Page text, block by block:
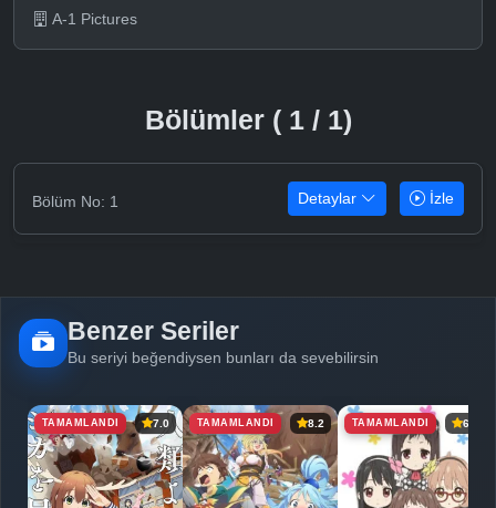
A-1 Pictures
Bölümler ( 1 / 1)
Bölüm No: 1 Detaylar İzle
Benzer Seriler
Bu seriyi beğendiysen bunları da sevebilirsin
TAMAMLANDI 7.0 TAMAMLANDI 8.2 TAMAMLANDI 6.5